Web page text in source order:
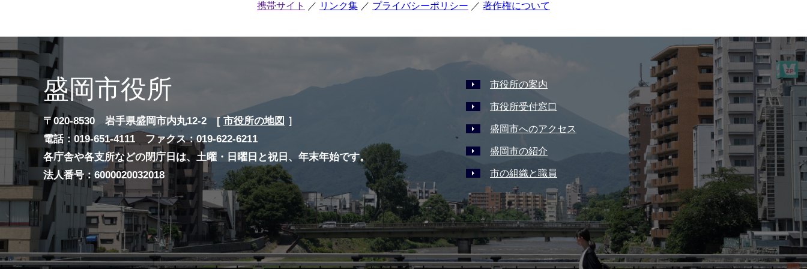
携帯サイト リンク集 プライバシーポリシー 著作権について
盛岡市役所
〒020-8530 岩手県盛岡市内丸12-2 [ 市役所の地図 ］
電話：019-651-4111 ファクス：019-622-6211
各庁舎や各支所などの閉庁日は、土曜・日曜日と祝日、年末年始です。
法人番号：6000020032018
市役所の案内
市役所受付窓口
盛岡市へのアクセス
盛岡市の紹介
市の組織と職員